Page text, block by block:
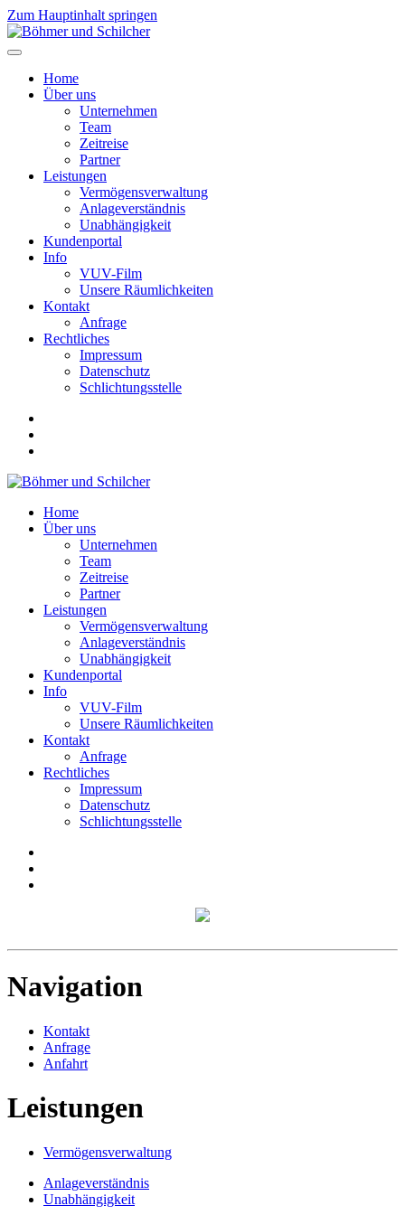
Zum Hauptinhalt springen
Home
Über uns
Unternehmen
Team
Zeitreise
Partner
Leistungen
Vermögensverwaltung
Anlageverständnis
Unabhängigkeit
Kundenportal
Info
VUV-Film
Unsere Räumlichkeiten
Kontakt
Anfrage
Rechtliches
Impressum
Datenschutz
Schlichtungsstelle
Home
Über uns
Unternehmen
Team
Zeitreise
Partner
Leistungen
Vermögensverwaltung
Anlageverständnis
Unabhängigkeit
Kundenportal
Info
VUV-Film
Unsere Räumlichkeiten
Kontakt
Anfrage
Rechtliches
Impressum
Datenschutz
Schlichtungsstelle
Navigation
Kontakt
Anfrage
Anfahrt
Leistungen
Vermögensverwaltung
Anlageverständnis
Unabhängigkeit